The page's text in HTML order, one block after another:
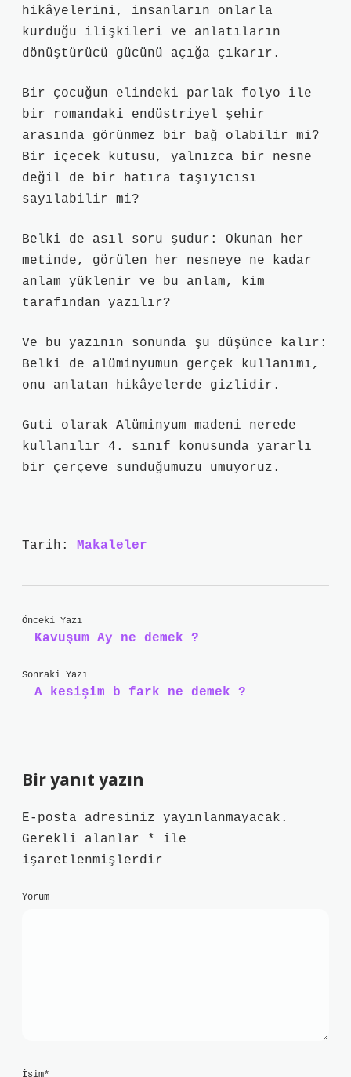
hikâyelerini, insanların onlarla
kurduğu ilişkileri ve anlatıların
dönüştürücü gücünü açığa çıkarır.
Bir çocuğun elindeki parlak folyo ile
bir romandaki endüstriyel şehir
arasında görünmez bir bağ olabilir mi?
Bir içecek kutusu, yalnızca bir nesne
değil de bir hatıra taşıyıcısı
sayılabilir mi?
Belki de asıl soru şudur: Okunan her
metinde, görülen her nesneye ne kadar
anlam yüklenir ve bu anlam, kim
tarafından yazılır?
Ve bu yazının sonunda şu düşünce kalır:
Belki de alüminyumun gerçek kullanımı,
onu anlatan hikâyelerde gizlidir.
Guti olarak Alüminyum madeni nerede
kullanılır 4. sınıf konusunda yararlı
bir çerçeve sunduğumuzu umuyoruz.
Tarih: Makaleler
Önceki Yazı
Kavuşum Ay ne demek ?
Sonraki Yazı
A kesişim b fark ne demek ?
Bir yanıt yazın
E-posta adresiniz yayınlanmayacak.
Gerekli alanlar
*
ile
işaretlenmişlerdir
Yorum
İsim*